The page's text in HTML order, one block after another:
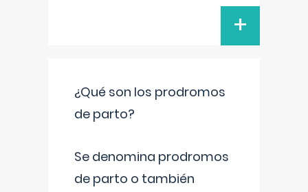
+
¿Qué son los prodromos
de parto?
Se denomina prodromos
de parto o también